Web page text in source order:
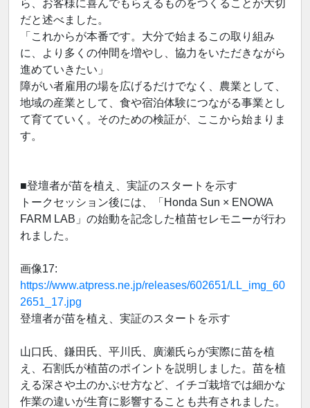
ら、お客様に喜んでもらえるものをつくることが大切
だと述べました。
「これからが本番です。大分で始まるこの取り組み
に、より多くの仲間を増やし、協力をいただきながら
進めていきたい」
障がい者雇用の場を広げるだけでなく、農業として、
地域の産業として、食や宿泊体験につながる事業とし
て育てていく。そのための検証が、ここから始まりま
す。
■登壇者が苗を植え、実証のスタートを示す
トークセッション後には、「Honda Sun × ENOWA
FARM LAB」の始動を記念した植苗セレモニーが行わ
れました。
画像17:
https://www.atpress.ne.jp/releases/602651/LL_img_60
2651_17.jpg
登壇者が苗を植え、実証のスタートを示す
山口氏、鎌田氏、平川氏、廣瀬氏らが実際に苗を植
え、石割氏が植苗のポイントを説明しました。苗を植
える深さや土のかぶせ方など、イチゴ栽培では細かな
作業の違いが生育に影響することも共有されました。